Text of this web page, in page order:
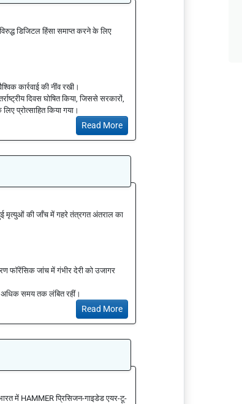
डिजिटल हिंसा समाप्त करने के लिए
कार्रवाई की नींव रखी।
दिवस घोषित किया, जिससे सरकारों,
प्रोत्साहित किया गया।
Read More
हुई मृत्युओं की जाँच में गहरे तंत्रगत अंतराल का
फॉरेंसिक जांच में गंभीर देरी को उजागर
समय तक लंबित रहीं।
Read More
में HAMMER प्रिसिजन-गाइडेड एयर-टू-